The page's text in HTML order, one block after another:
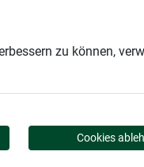
zu können,
Cookies